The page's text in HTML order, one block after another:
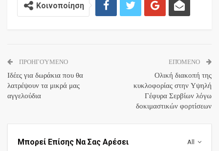
Κοινοποίηση
ΠΡΟΗΓΟΎΜΕΝΟ
Ιδέες για δωράκια που θα
λατρέψουν τα μικρά μας
αγγελούδια
ΕΠΌΜΕΝΟ
Ολική διακοπή της
κυκλοφορίας στην Υψηλή
Γέφυρα Σερβίων λόγω
δοκιμαστικών φορτίσεων
All
Μπορεί Επίσης Να Σας Αρέσει